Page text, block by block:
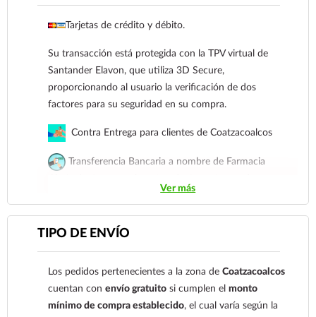
Tarjetas de crédito y débito.
Su transacción está protegida con la TPV virtual de
Santander Elavon, que utiliza 3D Secure,
proporcionando al usuario la verificación de dos
factores para su seguridad en su compra.
Contra Entrega para clientes de Coatzacoalcos
Transferencia Bancaria a nombre de Farmacia
cuenta: Clave: 014854655008143954
Para esta forma de pago el cliente deberá enviar su
comprobante de pago a al siguiente correo
nuestro
921 261 8491
Ver más
TIPO DE ENVÍO
Los pedidos pertenecientes a la zona deCoatzacoalcos
cuentan conenvío gratuito si cumplen elmonto
mínimo de compra establecido, el cual varía según la